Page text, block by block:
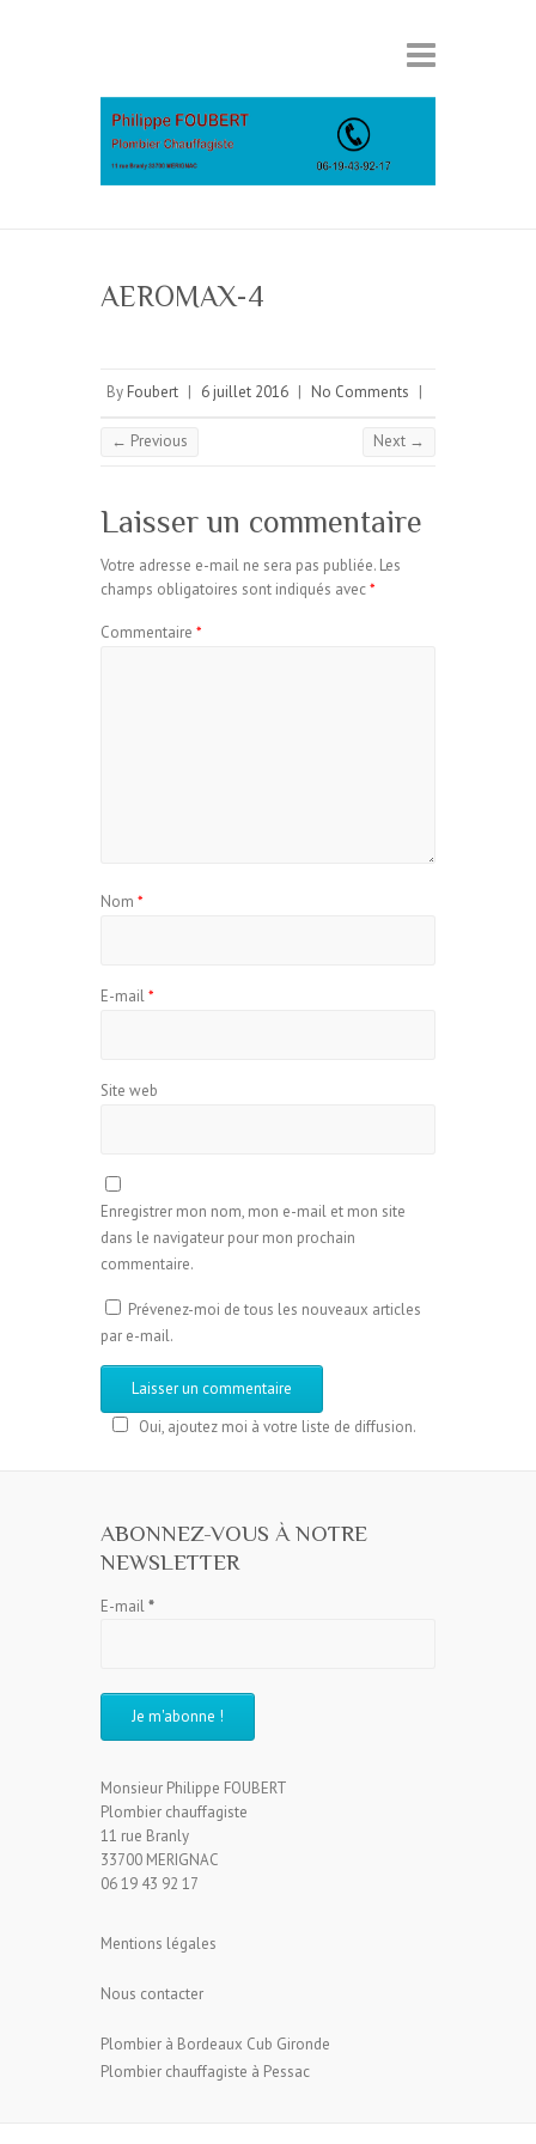
AEROMAX-4
By Foubert | 6 juillet 2016 | No Comments |
← Previous Next →
Laisser un commentaire
Votre adresse e-mail ne sera pas publiée. Les
champs obligatoires sont indiqués avec*
Commentaire *
Nom *
E-mail*
Site web
Enregistrer mon nom, mon e-mail et mon site
dans le navigateur pour mon prochain
commentaire.
Prévenez-moi de tous les nouveaux articles
par e-mail.
Oui, ajoutez moi à votre liste de diffusion.
ABONNEZ-VOUS À NOTRE
NEWSLETTER
E-mail*
Monsieur Philippe FOUBERT
Plombier chauffagiste
11 rue Branly
33700 MERIGNAC
06 19 43 92 17
Mentions légales
Nous contacter
Plombier à Bordeaux Cub Gironde
Plombier chauffagiste à Pessac